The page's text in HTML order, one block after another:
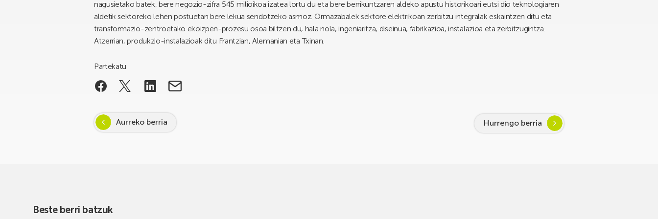
nagusietako batek, bere negozio-zifra 545 milioikoa izatea lortu du eta bere berrikuntzaren aldeko apustu historikoari eutsi dio teknologiaren
aldetik sektoreko lehen postuetan bere lekua sendotzeko asmoz. Ormazabalek sektore elektrikoan zerbitzu integralak eskaintzen ditu eta
transformazio-zentroetako ekoizpen-prozesu osoa biltzen du, hala nola, ingeniaritza, diseinua, fabrikazioa, instalazioa eta zerbitzugintza.
Atzerrian, produkzio-instalazioak ditu Frantzian, Alemanian eta Txinan.
Partekatu
Aurreko berria Hurrengo berria
Beste berri batzuk